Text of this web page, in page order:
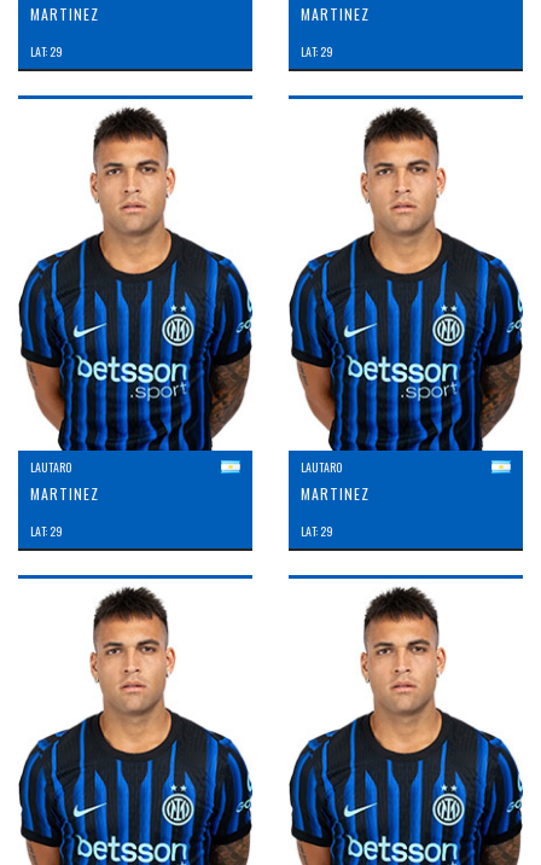
MARTINEZ
LAT: 29
MARTINEZ
LAT: 29
LAUTARO
MARTINEZ
LAT: 29
LAUTARO
MARTINEZ
LAT: 29